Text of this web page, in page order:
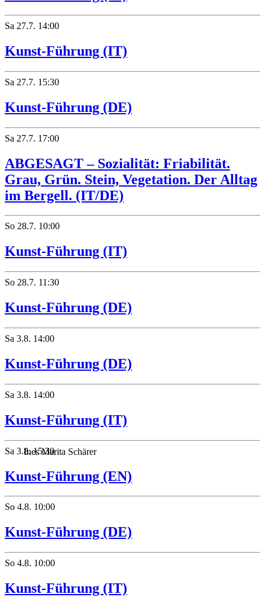
Sa 27.7. 14:00
Kunst-Führung (IT)
Sa 27.7. 15:30
Kunst-Führung (DE)
Sa 27.7. 17:00
ABGESAGT – Sozialität: Friabilität.
Grau, Grün. Stein, Vegetation. Der Alltag
im Bergell. (IT/DE)
So 28.7. 10:00
Kunst-Führung (IT)
So 28.7. 11:30
Kunst-Führung (DE)
Sa 3.8. 14:00
Kunst-Führung (DE)
Sa 3.8. 14:00
Kunst-Führung (IT)
Sa 3.8. 15:30
Kunst-Führung (EN)
So 4.8. 10:00
Kunst-Führung (DE)
So 4.8. 10:00
Kunst-Führung (IT)
Ines Marita Schärer